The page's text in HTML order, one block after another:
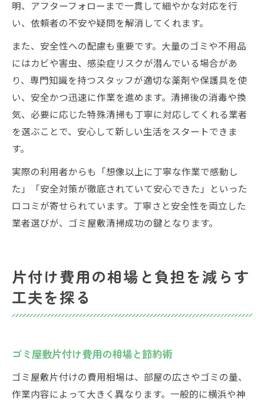
明、アフターフォローまで一貫して細やかな対応を行
い、依頼者の不安や疑問を解消してくれます。
また、安全性への配慮も重要です。大量のゴミや不用品
にはカビや害虫、感染症リスクが潜んでいる場合があ
り、専門知識を持つスタッフが適切な薬剤や保護具を使
い、安全かつ迅速に作業を進めます。清掃後の消毒や換
気、必要に応じた特殊清掃も丁寧に対応してくれる業者
を選ぶことで、安心して新しい生活をスタートできま
す。
実際の利用者からも「想像以上に丁寧な作業で感動し
た」「安全対策が徹底されていて安心できた」といった
口コミが寄せられています。丁寧さと安全性を両立した
業者選びが、ゴミ屋敷清掃成功の鍵となります。
片付け費用の相場と負担を減らす
工夫を探る
ゴミ屋敷片付け費用の相場と節約術
ゴミ屋敷片付けの費用相場は、部屋の広さやゴミの量、
作業内容によって大きく異なります。一般的に横浜や神